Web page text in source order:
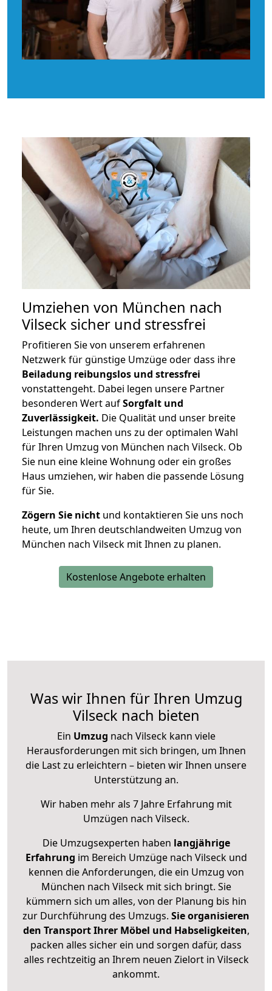
Umziehen von München nach
Vilseck sicher und stressfrei
Profitieren Sie von unserem erfahrenen
Netzwerk für günstige Umzüge oder dass ihre
Beiladung reibungslos und stressfrei
vonstattengeht. Dabei legen unsere Partner
besonderen Wert aufSorgfalt und
Zuverlässigkeit. Die Qualität und unser breite
Leistungen machen uns zu der optimalen Wahl
für Ihren Umzug von München nach Vilseck. Ob
Sie nun eine kleine Wohnung oder ein großes
Haus umziehen, wir haben die passende Lösung
für Sie.
Zögern Sie nicht und kontaktieren Sie uns noch
heute, um Ihren deutschlandweiten Umzug von
München nach Vilseck mit Ihnen zu planen.
Kostenlose Angebote erhalten
Was wir Ihnen für Ihren Umzug
Vilseck nach bieten
Ein Umzug nach Vilseck kann viele
Herausforderungen mit sich bringen, um Ihnen
die Last zu erleichtern – bieten wir Ihnen unsere
Unterstützung an.
Wir haben mehr als 7 Jahre Erfahrung mit
Umzügen nach Vilseck.
Die Umzugsexperten haben langjährige
Erfahrung im Bereich Umzüge nach Vilseck und
kennen die Anforderungen, die ein Umzug von
München nach Vilseck mit sich bringt. Sie
kümmern sich um alles, von der Planung bis hin
zur Durchführung des Umzugs. Sie organisieren
den Transport Ihrer Möbel und Habseligkeiten,
packen alles sicher ein und sorgen dafür, dass
alles rechtzeitig an Ihrem neuen Zielort in Vilseck
ankommt.